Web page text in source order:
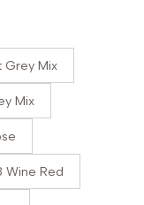
Grey Mix
Mix
Wine Red